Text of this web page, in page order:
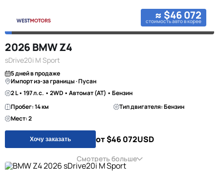
≈ $46 072
стоимость авто в корее
2026 BMW Z4
sDrive20i M Sport
5 дней в продаже
Импорт из-за границы · Пусан
2 L • 197 л.с. • 2WD • Автомат (AT) • Бензин
Пробег: 14 км
Тип двигателя: Бензин
Мест: 2
Хочу заказать от $46 072USD
Смотреть больше